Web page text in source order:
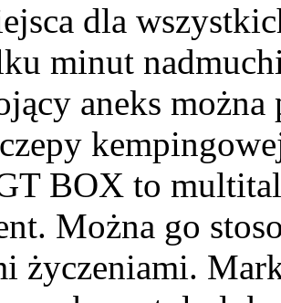
dla
minut
aneks można
BOX to
Można go
życzeniami.